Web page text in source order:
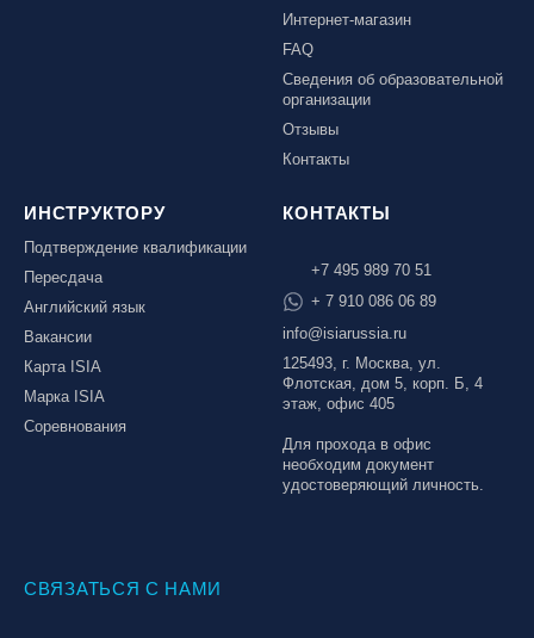
Интернет-магазин
FAQ
Сведения об образовательной
организации
Отзывы
Контакты
ИНСТРУКТОРУ
Подтверждение квалификации
Пересдача
Английский язык
Вакансии
Карта ISIA
Марка ISIA
Соревнования
КОНТАКТЫ
+7 495 989 70 51
+ 7 910 086 06 89
info@isiarussia.ru
125493, г. Москва, ул.
Флотская, дом 5, корп. Б, 4
этаж, офис 405
Для прохода в офис
необходим документ
удостоверяющий личность.
СВЯЗАТЬСЯ С НАМИ